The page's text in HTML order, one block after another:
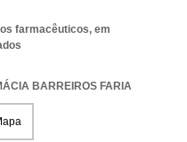
farmacêuticos, em
BARREIROS FARIA